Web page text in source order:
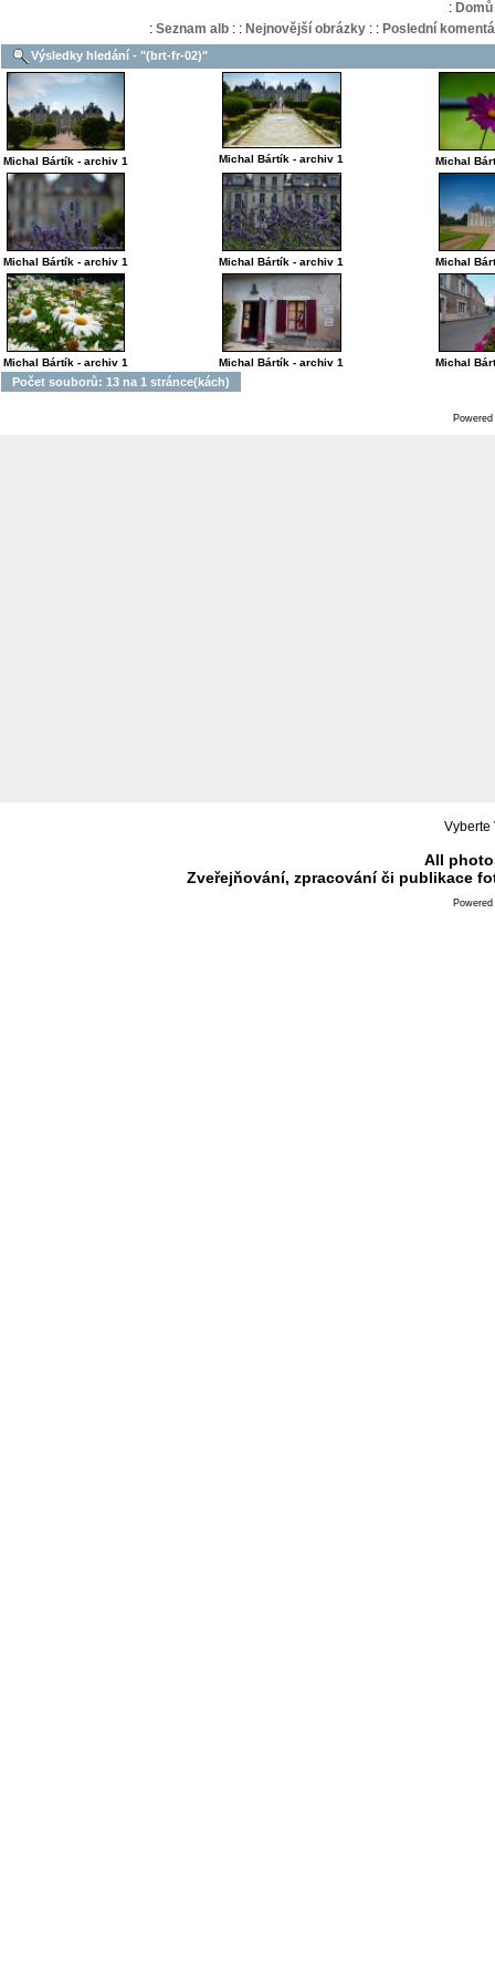
: Domů
: Seznam alb: : Nejnovější obrázky: : Poslední
Výsledky hledání - "(brt-fr-02)"
Michal Bártík - archiv 1 Michal Bártík - archiv 1 Michal
Michal Bártík - archiv 1 Michal Bártík - archiv 1 Michal
Michal Bártík - archiv 1 Michal Bártík - archiv 1 Michal
Počet souborů: 13 na 1 stránce(kách)
Vyberte
All
Zveřejňování, zpracování či publikace